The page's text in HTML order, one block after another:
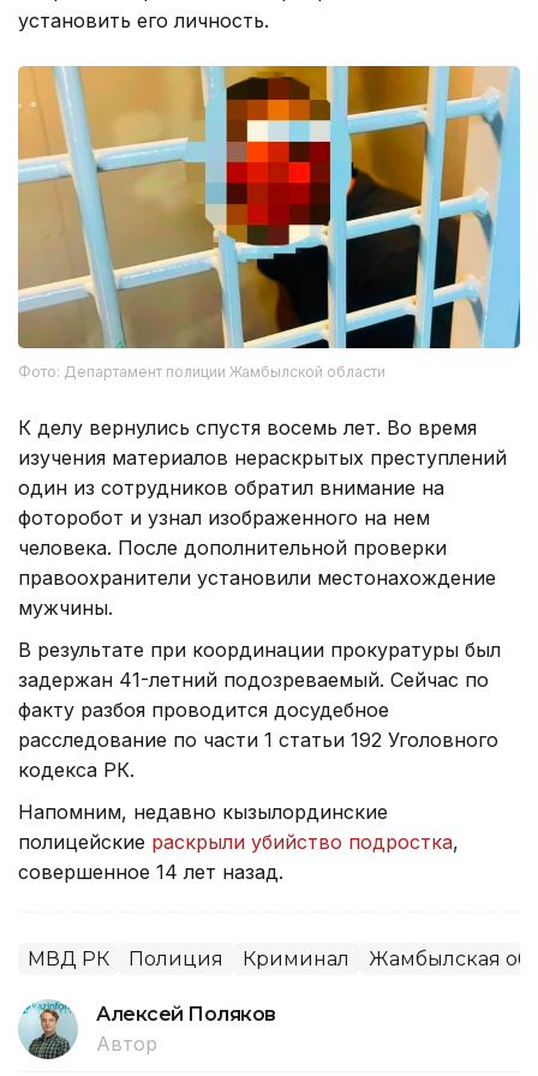
установить его личность.
Фото: Департамент полиции Жамбылской области
К делу вернулись спустя восемь лет. Во время
изучения материалов нераскрытых преступлений
один из сотрудников обратил внимание на
фоторобот и узнал изображенного на нем
человека. После дополнительной проверки
правоохранители установили местонахождение
мужчины.
В результате при координации прокуратуры был
задержан 41-летний подозреваемый. Сейчас по
факту разбоя проводится досудебное
расследование по части 1 статьи 192 Уголовного
кодекса РК.
Напомним, недавно кызылординские
полицейские раскрыли убийство подростка,
совершенное 14 лет назад.
МВД РК Полиция Криминал Жамбылская
Алексей Поляков
Автор